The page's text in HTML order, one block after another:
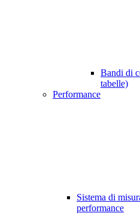
Bandi di
tabelle)
Performance
Sistema di
performance